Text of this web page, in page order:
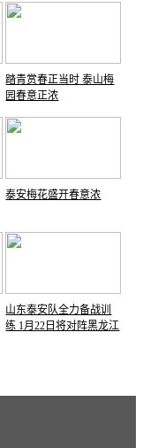
踏青赏春正当时 泰山梅
园春意正浓
泰安梅花盛开春意浓
山东泰安队全力备战训
练 1月22日将对阵黑龙江